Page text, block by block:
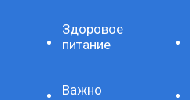
Здоровое
питание
Важно